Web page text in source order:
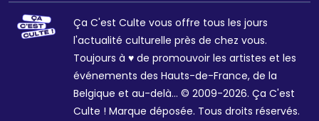
Ça C'est Culte vous offre tous les jours
l'actualité culturelle près de chez vous.
Toujours à ♥ de promouvoir les artistes et les
événements des Hauts-de-France, de la
Belgique et au-delà... © 2009-2026. Ça C'est
Culte ! Marque déposée. Tous droits réservés.